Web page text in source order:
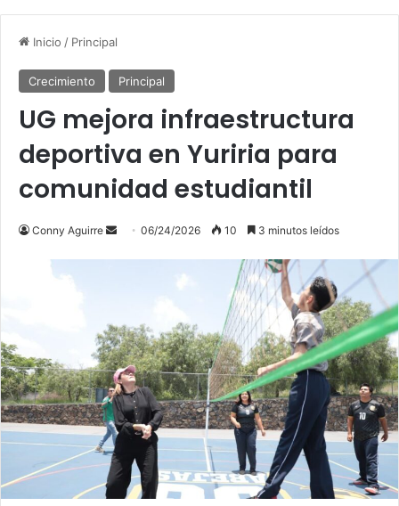
Inicio / Principal
Crecimiento Principal
UG mejora infraestructura
deportiva en Yuriria para
comunidad estudiantil
Conny Aguirre
Send06/24/2026 10 3 minutos leídos